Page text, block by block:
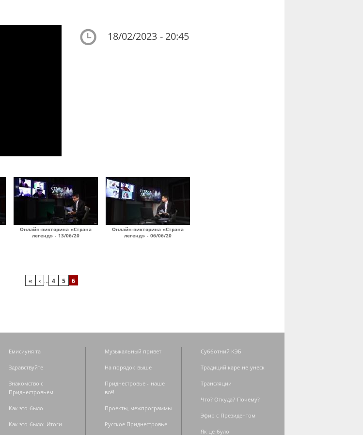
18/02/2023 - 20:45
Онлайн-викторина «Страна
легенд» - 13/06/20
Онлайн-викторина «Страна
легенд» - 06/06/20
« ‹ … 4 5 6
Емисиуня та
Здравствуйте
Знакомство с
Приднестровьем
Как это было
Как это было: Итоги
Музыкальный привет
На порядок выше
Приднестровье - наше
всё!
Проекты, межпрограммы
Русское Приднестровье
Субботний КЭБ
Традиций каре не унеск
Трансляции
Что? Откуда? Почему?
Эфир с Президентом
Як це було